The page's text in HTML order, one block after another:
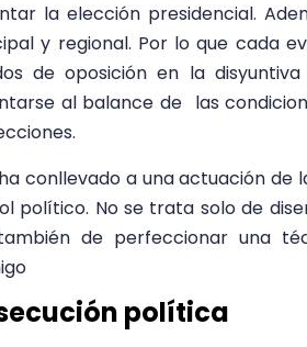
la elección presidencial.
y regional. Por lo que cada
de oposición en la
al balance de las
conllevado a una actuación de
político. No se trata solo de
de perfeccionar una
política